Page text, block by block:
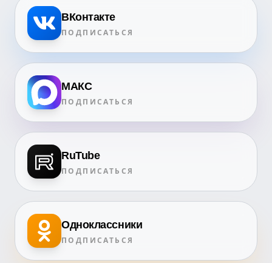
ВКонтакте
ПОДПИСАТЬСЯ
МАКС
ПОДПИСАТЬСЯ
RuTube
ПОДПИСАТЬСЯ
Одноклассники
ПОДПИСАТЬСЯ